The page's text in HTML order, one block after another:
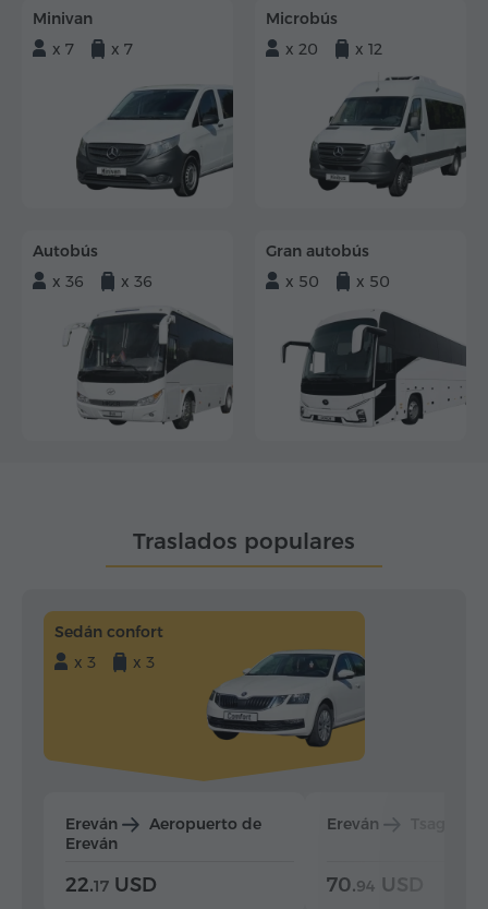
Minivan
x 7
x 7
Microbús
x 20
x 12
Autobús
x 36
x 36
Gran autobús
x 50
x 50
Traslados populares
Sedán confort
x 3
x 3
Ereván
Aeropuerto de
Ereván
22.17 USD
Ereván
70.94 USD